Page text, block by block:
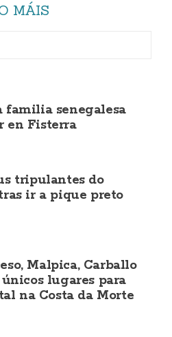
MÁIS
familia senegalesa
en Fisterra
tripulantes do
ir a pique preto
Malpica, Carballo
lugares para
na Costa da Morte